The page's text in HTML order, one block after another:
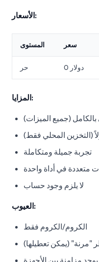
الأسعار:
المستوى سعر
حر 0 دولار
المزايا:
(جميع الميزات)
(التخزين المحلي فقط)
تجربة جميلة ومتكاملة
متعددة في أداة واحدة
لا يلزم وجود حساب
العيوب:
الكروم/الكروم فقط
"مرنة" (يمكن تعطيلها)
يوجد مزامنة بين الأجهزة